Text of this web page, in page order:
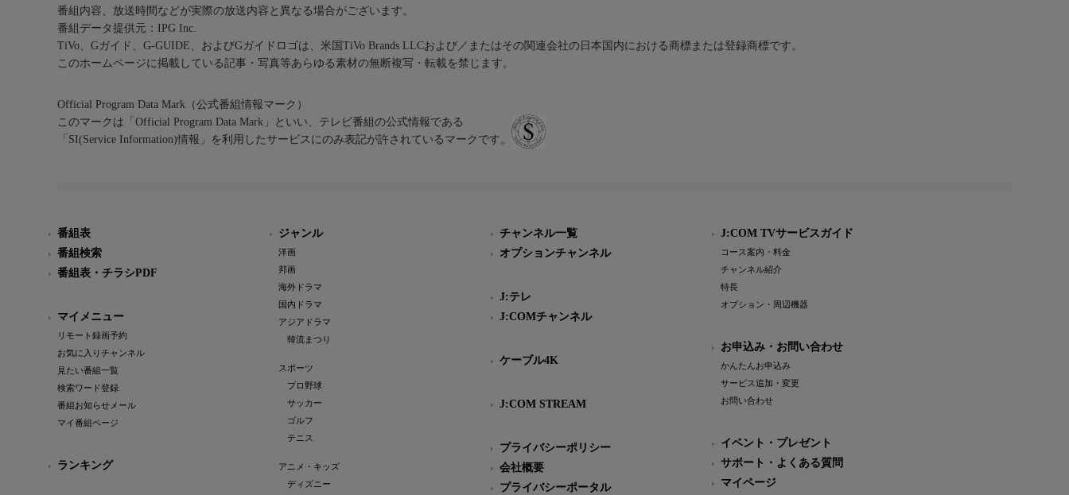
番組内容、放送時間などが実際の放送内容と異なる場合がございます。
番組データ提供元：IPG Inc.
TiVo、Gガイド、G-GUIDE、およびGガイドロゴは、米国TiVo Brands LLCおよび／またはその関連会社の日本国内における商標または登録商標です。
このホームページに掲載している記事・写真等あらゆる素材の無断複写・転載を禁じます。
Official Program Data Mark（公式番組情報マーク）
このマークは「Official Program Data Mark」といい、テレビ番組の公式情報である
「SI(Service Information)情報」を利用したサービスにのみ表記が許されているマークです。
番組表
番組検索
番組表・チラシPDF
マイメニュー
リモート録画予約
お気に入りチャンネル
見たい番組一覧
検索ワード登録
番組お知らせメール
マイ番組ページ
ランキング
ジャンル
洋画
邦画
海外ドラマ
国内ドラマ
アジアドラマ
韓流まつり
スポーツ
プロ野球
サッカー
ゴルフ
テニス
アニメ・キッズ
ディズニー
チャンネル一覧
オプションチャンネル
J:テレ
J:COMチャンネル
ケーブル4K
J:COM STREAM
プライバシーポリシー
会社概要
プライバシーポータル
J:COM TVサービスガイド
コース案内・料金
チャンネル紹介
特長
オプション・周辺機器
お申込み・お問い合わせ
かんたんお申込み
サービス追加・変更
お問い合わせ
イベント・プレゼント
サポート・よくある質問
マイページ